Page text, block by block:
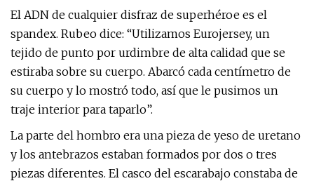
El ADN de cualquier disfraz de superhéroe es el
spandex. Rubeo dice: “Utilizamos Eurojersey, un
tejido de punto por urdimbre de alta calidad que se
estiraba sobre su cuerpo. Abarcó cada centímetro de
su cuerpo y lo mostró todo, así que le pusimos un
traje interior para taparlo”.
La parte del hombro era una pieza de yeso de uretano
y los antebrazos estaban formados por dos o tres
piezas diferentes. El casco del escarabajo constaba de